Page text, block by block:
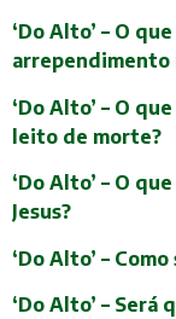
‘Do Alto’ – O
arrependimento
‘Do Alto’ – O
leito de morte?
‘Do Alto’ – O
Jesus?
‘Do Alto’ –
‘Do Alto’ – Será